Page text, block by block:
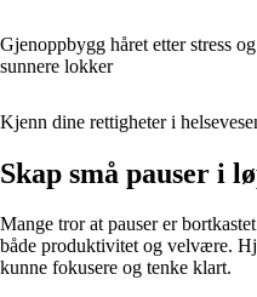
Gjenoppbygg håret etter stress
sunnere lokker
Kjenn dine rettigheter i
Skap små pauser i
Mange tror at pauser er
både produktivitet og velvære.
kunne fokusere og tenke klart.